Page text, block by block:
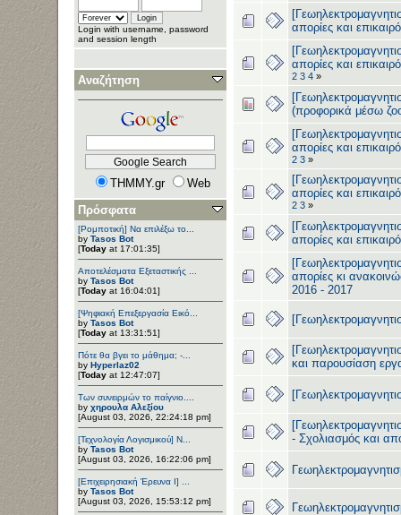
Login with username, password
and session length
Αναζήτηση
THMMY.gr
Web
Πρόσφατα
[Ρομποτική] Να επιλέξω το...
by Tasos Bot
[Today at 17:01:35]
Αποτελέσματα Εξεταστικής ...
by Tasos Bot
[Today at 16:04:01]
[Ψηφιακή Επεξεργασία Εικό...
by Tasos Bot
[Today at 13:31:51]
Πότε θα βγει το μάθημα; -...
by Hyperlaz02
[Today at 12:47:07]
Των συνειρμών το παίγνιο....
by χηρουλα Αλεξίου
[August 03, 2026, 22:24:18 pm]
[Τεχνολογία Λογισμικού] Ν...
by Tasos Bot
[August 03, 2026, 16:22:06 pm]
[Επιχειρησιακή Έρευνα Ι] ...
by Tasos Bot
[August 03, 2026, 15:53:12 pm]
απορίες και
απορίες και
2 3 4 »
(προφορικά μέσω
απορίες και
2 3 »
απορίες και
2 3 »
απορίες και
απορίες κι
2016 - 2017
και παρουσίαση
- Σχολιασμός και